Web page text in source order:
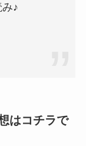
♪
はコチラで